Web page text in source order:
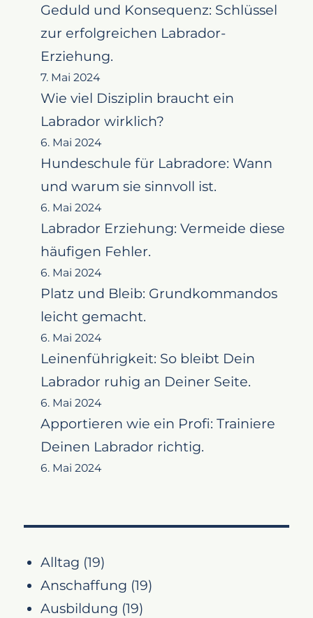
Geduld und Konsequenz: Schlüssel
zur erfolgreichen Labrador-
Erziehung.
7. Mai 2024
Wie viel Disziplin braucht ein
Labrador wirklich?
6. Mai 2024
Hundeschule für Labradore: Wann
und warum sie sinnvoll ist.
6. Mai 2024
Labrador Erziehung: Vermeide diese
häufigen Fehler.
6. Mai 2024
Platz und Bleib: Grundkommandos
leicht gemacht.
6. Mai 2024
Leinenführigkeit: So bleibt Dein
Labrador ruhig an Deiner Seite.
6. Mai 2024
Apportieren wie ein Profi: Trainiere
Deinen Labrador richtig.
6. Mai 2024
Alltag (19)
Anschaffung (19)
Ausbildung (19)